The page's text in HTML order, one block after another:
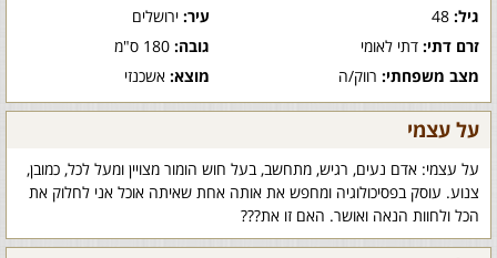
גיל: עיר:ירושלים
זרם דתי: דתי לאומי גובה:180 ס"מ
מצב משפחתי: רווק/ה מוצא:אשכנזי
על עצמי
על עצמי: אדם נעים, רגיש, מתחשב, בעל חוש הומור מצויין ומעל לכל, כמובן,
צנוע. עוסק בפסיכולוגיה ומחפש את אותה אחת שאיתה אוכל אני לחלוק את
הכל ולחוות הנאה ואושר. האם זו את???